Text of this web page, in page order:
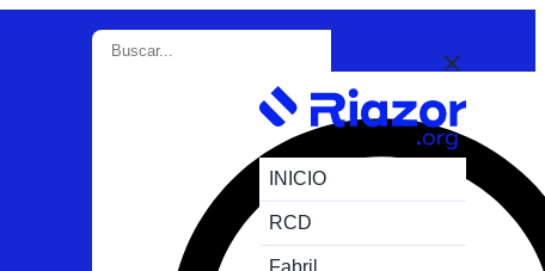
INICIO
RCD
Fabril